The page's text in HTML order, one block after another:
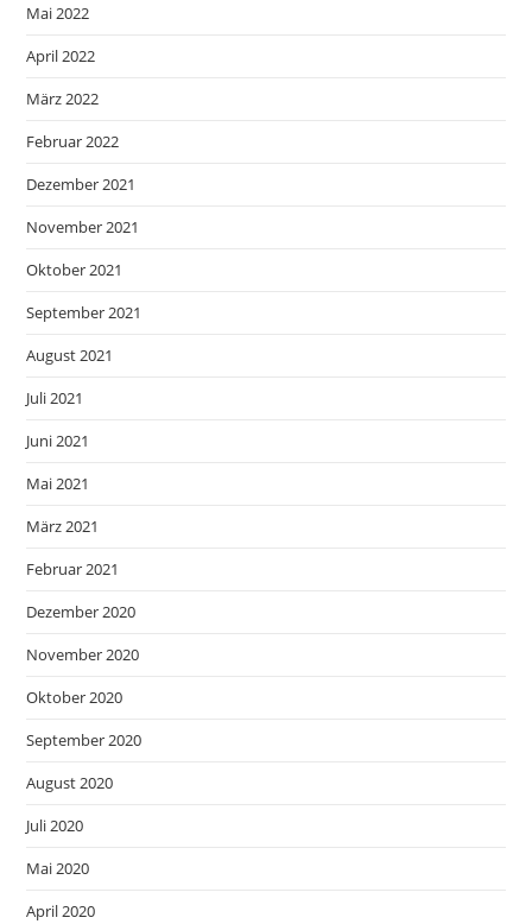
Mai 2022
April 2022
März 2022
Februar 2022
Dezember 2021
November 2021
Oktober 2021
September 2021
August 2021
Juli 2021
Juni 2021
Mai 2021
März 2021
Februar 2021
Dezember 2020
November 2020
Oktober 2020
September 2020
August 2020
Juli 2020
Mai 2020
April 2020